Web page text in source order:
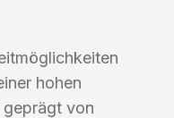
hohen
von